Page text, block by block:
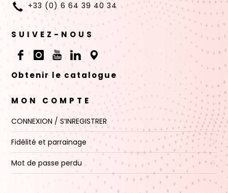
+33 (0) 6 64 39 40 34
SUIVEZ-NOUS
Obtenir le catalogue
MON COMPTE
CONNEXION / S’INREGISTRER
Fidélité et parrainage
Mot de passe perdu